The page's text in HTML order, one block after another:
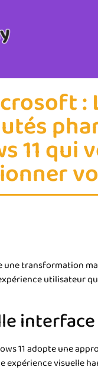
:
11 qui
une transformation
utilisateur
11 adopte une
expérience visuelle